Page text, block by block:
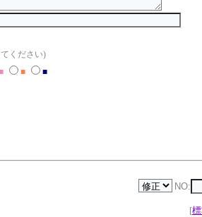
ください)
■ ■
NO:
[